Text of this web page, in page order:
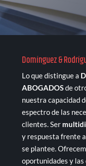
Domínguez &
Lo que distingue a
ABOGADOSde
nuestra capacidad
espectro de las
clientes. Ser
y respuesta frente
se plantee.
oportunidades y